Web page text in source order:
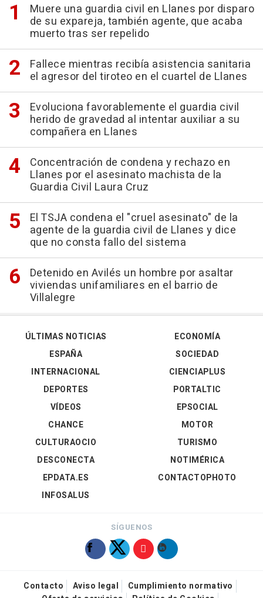
Muere una guardia civil en Llanes por disparo
de su expareja, también agente, que acaba
muerto tras ser repelido
Fallece mientras recibía asistencia sanitaria
el agresor del tiroteo en el cuartel de Llanes
Evoluciona favorablemente el guardia civil
herido de gravedad al intentar auxiliar a su
compañera en Llanes
Concentración de condena y rechazo en
Llanes por el asesinato machista de la
Guardia Civil Laura Cruz
El TSJA condena el "cruel asesinato" de la
agente de la guardia civil de Llanes y dice
que no consta fallo del sistema
Detenido en Avilés un hombre por asaltar
viviendas unifamiliares en el barrio de
Villalegre
ÚLTIMAS NOTICIAS
ESPAÑA
INTERNACIONAL
DEPORTES
VÍDEOS
ECONOMÍA
SOCIEDAD
CIENCIAPLUS
PORTALTIC
EPSOCIAL
CHANCE
CULTURAOCIO
DESCONECTA
EPDATA.ES
INFOSALUS
MOTOR
TURISMO
NOTIMÉRICA
CONTACTOPHOTO
SÍGUENOS
Contacto Aviso legal
Cumplimiento normativo